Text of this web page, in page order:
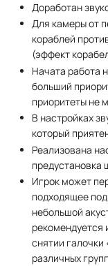
Доработан
Для камеры от
кораблей
(эффект
Начата работа
больший
приоритеты не
В настройках
который
Реализована
предустановка
Игрок может
подходящее
небольшой
рекомендуется
снятии
различных